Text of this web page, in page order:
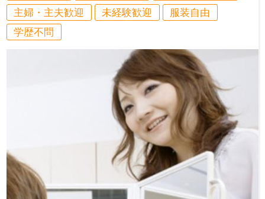
主婦・主夫歓迎
未経験歓迎
服装自由
学歴不問